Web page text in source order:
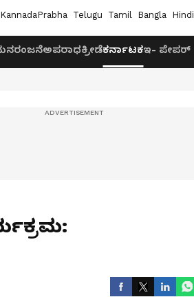
KannadaPrabha Telugu Tamil Bangla Hindi
ಅಪರಾಧಕ್ರೀಡೆಕರ್ನಾಟಕಇ- ಪೇಪರ್